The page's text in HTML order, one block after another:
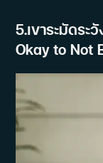
5.เขาระมัดระ
Okay to Not